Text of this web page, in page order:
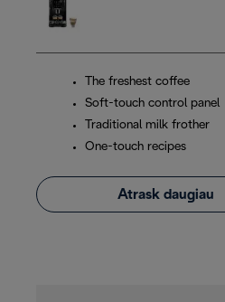
The freshest coffee
Soft-touch control panel
Traditional milk frother
One-touch recipes
Atrask daugiau